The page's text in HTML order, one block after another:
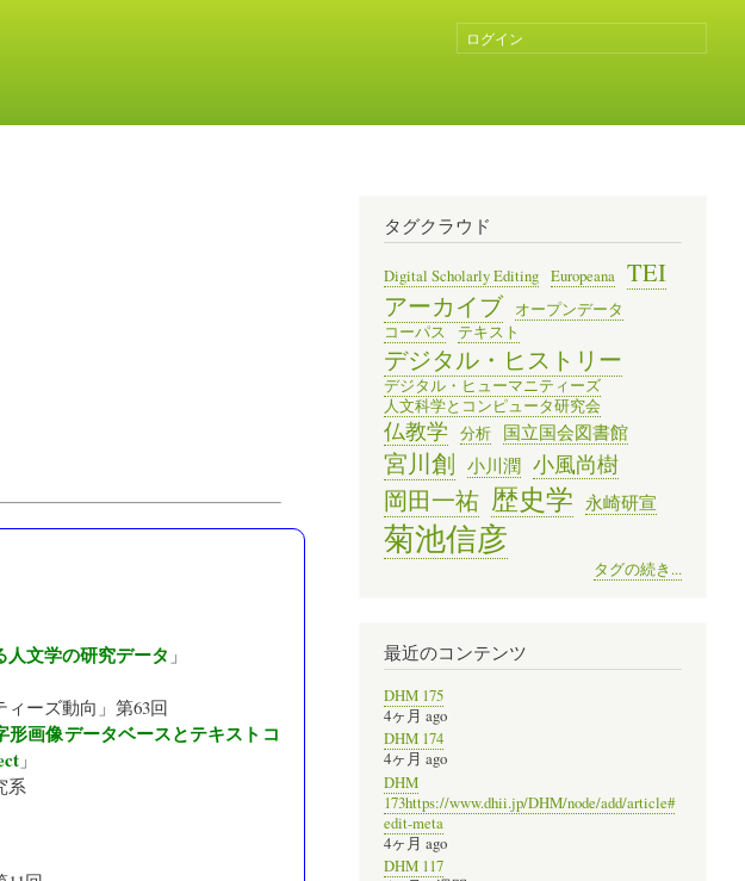
ユ
ー
ン
ト
メ
ニ
ュ
ー
ログイン
文学の研究データ 」
ィーズ動向 」第63回
画像データベースとテキストコ
」
系
タグクラウド
Digital Scholarly Editing Europeana
TEI
アーカイブ
オープンデータ
コーパス
テキスト
デジタル・ヒストリー
デジタル・ヒューマニティーズ
人文科学とコンピュータ研究会
仏教学 分析 国立国会図書館
宮川創 小川潤 小風尚樹
岡田一祐 歴史学 永崎研宣
菊池信彦
タグの続き...
最近のコンテンツ
DHM 175
4ヶ月 ago
DHM 174
4ヶ月 ago
DHM
173https://www.dhii.jp/DHM/node/add/article#
edit-meta
4ヶ月 ago
DHM 117